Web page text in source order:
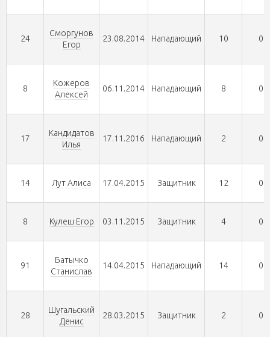
24
Сморгунов
Егор
23.08.2014 Нападающий 10 0
8
Кожеров
Алексей
06.11.2014 Нападающий 8 0
17
Кандидатов
Илья
17.11.2016 Нападающий 2 0
14 Лут Алиса 17.04.2015 Защитник 12 0
8 Кулеш Егор 03.11.2015 Защитник 4 0
91
Батычко
Станислав
14.04.2015 Нападающий 14 0
28
Шугальский
Денис
28.03.2015 Защитник 2 0